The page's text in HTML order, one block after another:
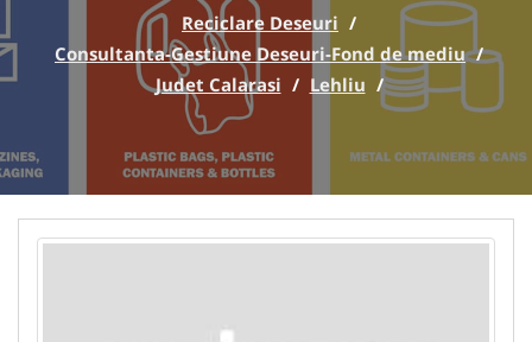
Reciclare Deseuri /
Consultanta-Gestiune Deseuri-Fond de mediu /
Judet Calarasi / Lehliu /